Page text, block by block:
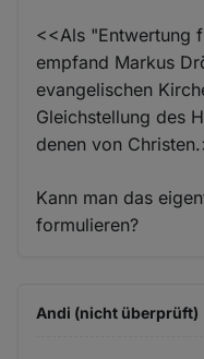
<<Als "Entwertung
empfand Markus
evangelischen
Gleichstellung des
denen von
Kann man das
formulieren?
Andi (nicht überprüft)